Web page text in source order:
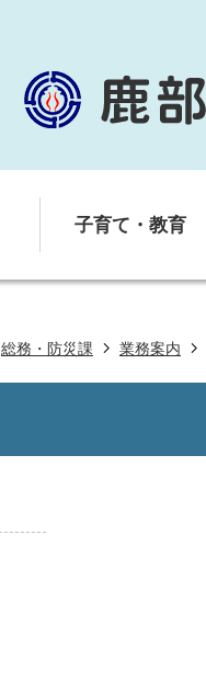
子育て・教育
総務・防災課 業務案内